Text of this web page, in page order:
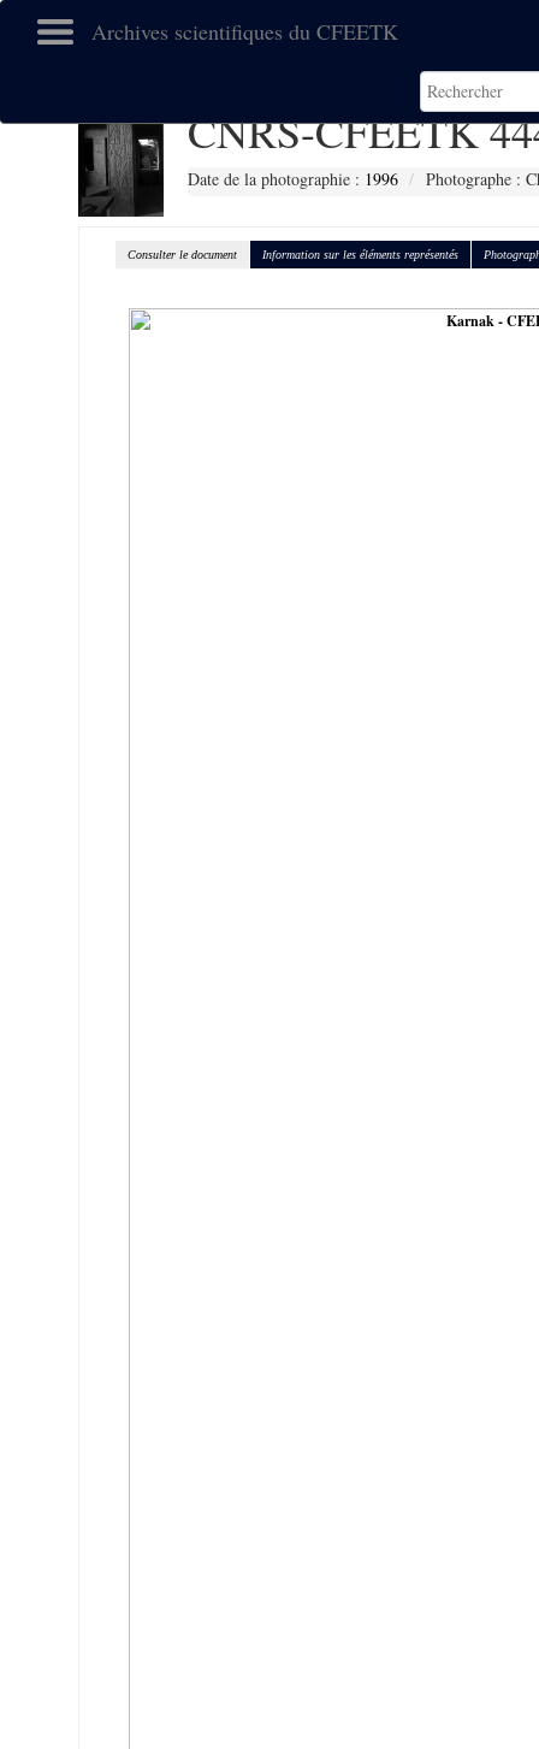
Archives scientifiques du CFEETK
CNRS-CFEETK
Date de la photographie : 1996 Photographe :
Consulter le document Information sur les éléments représentés